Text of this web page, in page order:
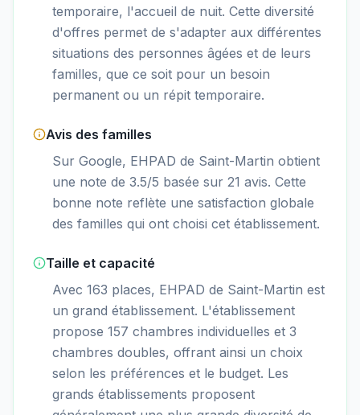
temporaire, l'accueil de nuit. Cette diversité
d'offres permet de s'adapter aux différentes
situations des personnes âgées et de leurs
familles, que ce soit pour un besoin
permanent ou un répit temporaire.
Avis des familles
Sur Google, EHPAD de Saint-Martin obtient
une note de 3.5/5 basée sur 21 avis. Cette
bonne note reflète une satisfaction globale
des familles qui ont choisi cet établissement.
Taille et capacité
Avec 163 places, EHPAD de Saint-Martin est
un grand établissement. L'établissement
propose 157 chambres individuelles et 3
chambres doubles, offrant ainsi un choix
selon les préférences et le budget. Les
grands établissements proposent